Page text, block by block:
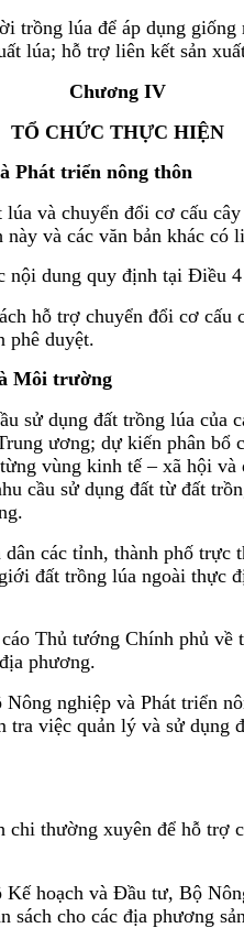
trồng lúa để áp dụng
lúa; hỗ trợ liên kết sản
Chương IV
TỔ CHỨC THỰC HIỆN
Phát triển nông thôn
và chuyển đổi cơ cấu
và các văn bản khác có
nội dung quy định tại Điều
hỗ trợ chuyển đổi cơ cấu
phê duyệt.
Môi trường
sử dụng đất trồng lúa của
ương; dự kiến phân bổ
vùng kinh tế – xã hội
cầu sử dụng đất từ đất
các tỉnh, thành phố trực
đất trồng lúa ngoài thực
Thủ tướng Chính phủ về
phương.
nghiệp và Phát triển
tra việc quản lý và sử dụng
chi thường xuyên để hỗ trợ
hoạch và Đầu tư, Bộ
sách cho các địa phương